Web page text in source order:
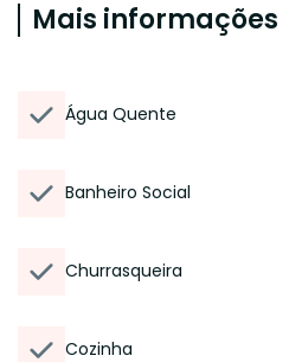
Mais informações
Água Quente
Banheiro Social
Churrasqueira
Cozinha